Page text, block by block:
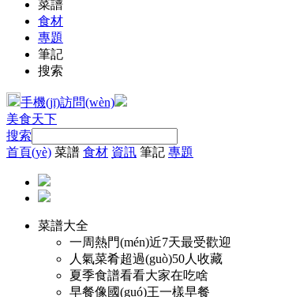
菜譜
食材
專題
筆記
搜索
手機(jī)訪問(wèn)
美食天下
搜索
首頁(yè) 菜譜 食材 資訊 筆記 專題
菜譜大全
一周熱門(mén)近7天最受歡迎
人氣菜肴超過(guò)50人收藏
夏季食譜看看大家在吃啥
早餐像國(guó)王一樣早餐